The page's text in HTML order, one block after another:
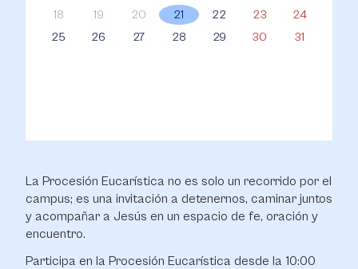
La Procesión Eucarística no es solo un recorrido por el
campus; es una invitación a detenernos, caminar juntos
y acompañar a Jesús en un espacio de fe, oración y
encuentro.
Participa en la Procesión Eucarística desde la 10:00
18
19 20 21 22 23
24
25
26 27 28 29 30 31